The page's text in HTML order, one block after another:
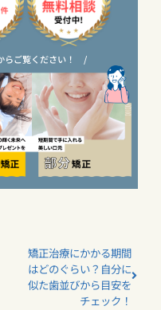
らご覧ください！ /
矯正治療にかかる期間
はどのぐらい？自分に
似た歯並びから目安を
チェック！